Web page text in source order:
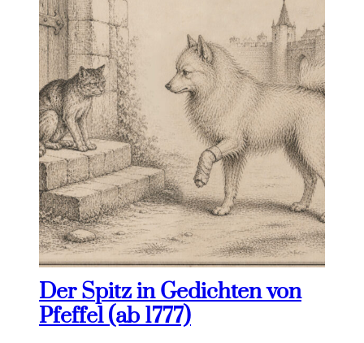
Der Spitz in Gedichten von
Pfeffel (ab 1777)